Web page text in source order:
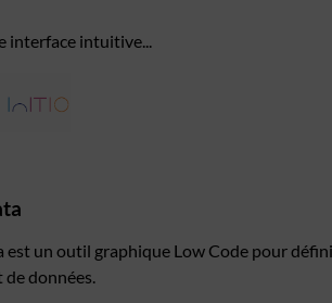
interface intuitive...
est un outil graphique Low Code pour
données.